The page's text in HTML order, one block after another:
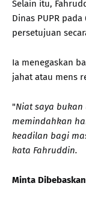
Selain itu,
Dinas PUPR
persetujuan
Ia menegaskan
jahat atau mens
"Niat saya
memindahkan
keadilan bagi
kata Fahruddin.
Minta